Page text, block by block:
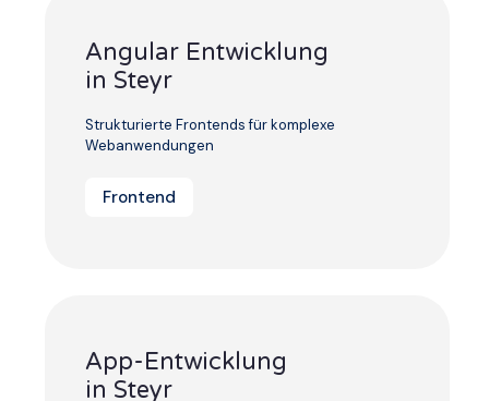
Angular Entwicklung
in Steyr
Strukturierte Frontends für komplexe
Webanwendungen
Frontend
App-Entwicklung
in Steyr